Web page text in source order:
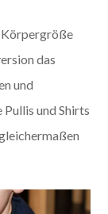
Körpergröße
das
und
und Shirts